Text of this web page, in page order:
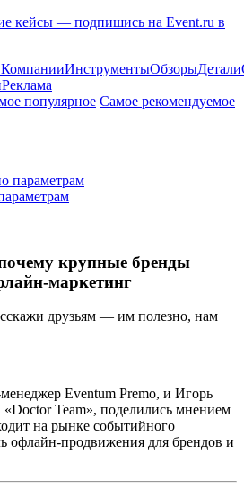
кейсы — подпишись на Event.ru в
КомпанииИнструментыОбзорыДетали
Реклама
популярное Самое рекомендуемое
параметрам
крупные бренды
маркетинг
друзьям — им полезно, нам
Eventum Premo, и Игорь
Team», поделились мнением
на рынке событийного
офлайн-продвижения для брендов и